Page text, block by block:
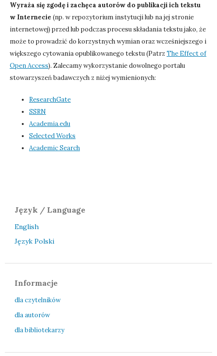
Wyraża się zgodę i zachęca autorów do publikacji ich tekstu
w Internecie (np. w repozytorium instytucji lub na jej stronie
internetowej) przed lub podczas procesu składania tekstu jako, że
może to prowadzić do korzystnych wymian oraz wcześniejszego i
większego cytowania opublikowanego tekstu (Patrz The Effect of
Open Access). Zalecamy wykorzystanie dowolnego portalu
stowarzyszeń badawczych z niżej wymienionych:
ResearchGate
SSRN
Academia.edu
Selected Works
Academic Search
Język / Language
English
Język Polski
Informacje
dla czytelników
dla autorów
dla bibliotekarzy